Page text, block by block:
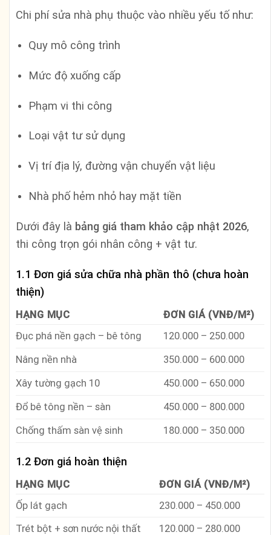
Chi phí sửa nhà phụ thuộc vào nhiều yếu tố như:
Quy mô công trình
Mức độ xuống cấp
Phạm vi thi công
Loại vật tư sử dụng
Vị trí địa lý, đường vận chuyển vật liệu
Nhà phố hẻm nhỏ hay mặt tiền
Dưới đây là bảng giá tham khảo cập nhật 2026,
thi công trọn gói nhân công + vật tư.
1.1 Đơn giá sửa chữa nhà phần thô (chưa hoàn
thiện)
HẠNG MỤC
ĐƠN GIÁ (VNĐ/M²)
Đục phá nền gạch – bê tông
120.000 – 250.000
Nâng nền nhà 350.000 – 600.000
Xây tường gạch 10 450.000 – 650.000
Đổ bê tông nền – sàn 450.000 – 800.000
Chống thấm sàn vệ sinh 180.000 – 350.000
1.2 Đơn giá hoàn thiện
HẠNG MỤC
ĐƠN GIÁ (VNĐ/M²)
Ốp lát gạch
230.000 – 450.000
Trét bột + sơn nước nội thất
120.000 – 280.000